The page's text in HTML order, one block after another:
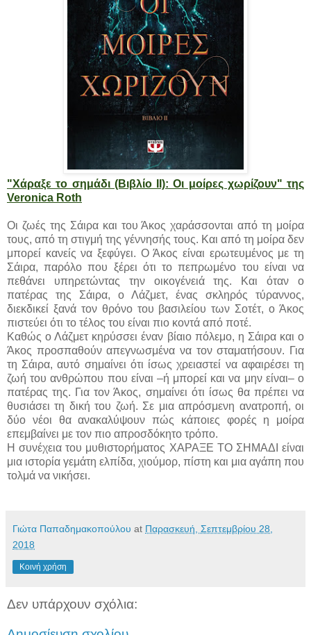
"Χάραξε το σημάδι (Βιβλίο II): Οι μοίρες χωρίζουν" της
Veronica Roth
Οι ζωές της Σάιρα και του Άκος χαράσσονται από τη μοίρα
τους, από τη στιγμή της γέννησής τους. Και από τη μοίρα δεν
μπορεί κανείς να ξεφύγει. Ο Άκος είναι ερωτευμένος με τη
Σάιρα, παρόλο που ξέρει ότι το πεπρωμένο του είναι να
πεθάνει υπηρετώντας την οικογένειά της. Και όταν ο
πατέρας της Σάιρα, ο Λάζμετ, ένας σκληρός τύραννος,
διεκδικεί ξανά τον θρόνο του βασιλείου των Σοτέτ, ο Άκος
πιστεύει ότι το τέλος του είναι πιο κοντά από ποτέ.
Καθώς ο Λάζμετ κηρύσσει έναν βίαιο πόλεμο, η Σάιρα και ο
Άκος προσπαθούν απεγνωσμένα να τον σταματήσουν. Για
τη Σάιρα, αυτό σημαίνει ότι ίσως χρειαστεί να αφαιρέσει τη
ζωή του ανθρώπου που είναι –ή μπορεί και να μην είναι– ο
πατέρας της. Για τον Άκος, σημαίνει ότι ίσως θα πρέπει να
θυσιάσει τη δική του ζωή. Σε μια απρόσμενη ανατροπή, οι
δύο νέοι θα ανακαλύψουν πώς κάποιες φορές η μοίρα
επεμβαίνει με τον πιο απροσδόκητο τρόπο.
Η συνέχεια του μυθιστορήματος ΧΑΡΑΞΕ ΤΟ ΣΗΜΑΔΙ είναι
μια ιστορία γεμάτη ελπίδα, χιούμορ, πίστη και μια αγάπη που
τολμά να νικήσει.
Γιώτα Παπαδημακοπούλου at Παρασκευή, Σεπτεμβρίου 28,
2018
Κοινή χρήση
Δεν υπάρχουν σχόλια: